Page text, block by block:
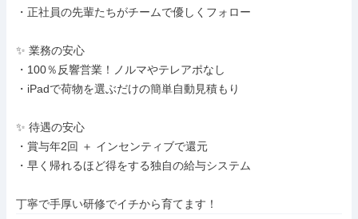
・正社員の先輩たちがチームで優しくフォロー
✨ 業務の安心
・100％反響営業！ノルマやテレアポなし
・iPadで荷物を選ぶだけの簡単自動見積もり
✨ 待遇の安心
・賞与年2回 ＋ インセンティブで還元
・早く帰れるほど得をする独自の給与システム
丁寧で手厚い研修でイチから育てます！